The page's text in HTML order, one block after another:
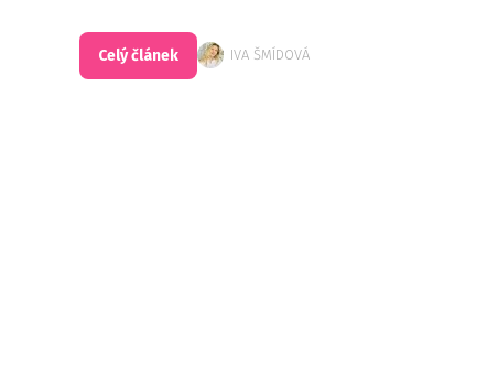
Celý článek IVA ŠMÍDOVÁ